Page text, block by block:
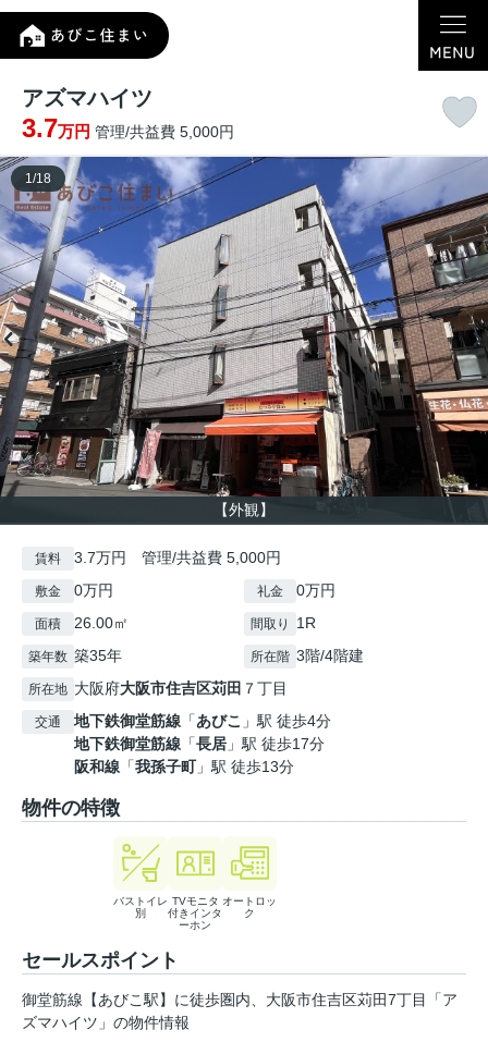
アズマハイツ
3.7万円 管理/共益費 5,000円
【外観】
1 /18
賃料 3.7万円 管理/共益費 5,000円
敷金 0万円 礼金 0万円
面積 26.00㎡ 間取り 1R
築年数 築35年 所在階 3階/4階建
所在地 大阪府大阪市住吉区苅田 ７丁目
交通 地下鉄御堂筋線 「あびこ 」駅 徒歩4分
地下鉄御堂筋線 「長居 」駅 徒歩17分
阪和線 「我孫子町」駅 徒歩13分
物件の特徴
バストイレ
別
TVモニタ
付きインタ
ーホン
オートロッ
ク
セールスポイント
御堂筋線【あびこ駅】に徒歩圏内、大阪市住吉区苅田7丁目「ア
ズマハイツ」の物件情報